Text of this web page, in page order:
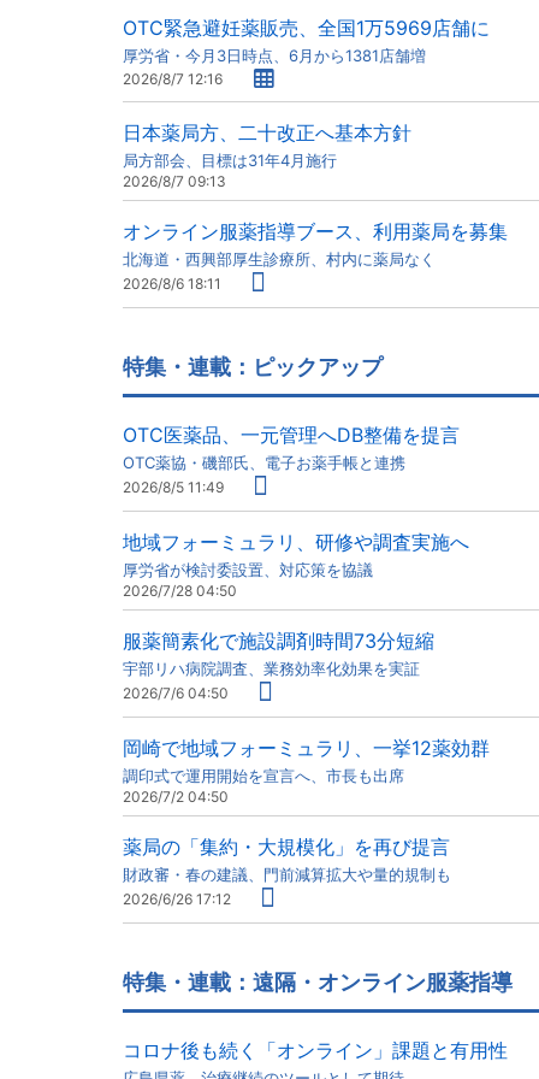
OTC緊急避妊薬販売、全国1万5969店舗に
厚労省・今月3日時点、6月から1381店舗増
2026/8/7 12:16
日本薬局方、二十改正へ基本方針
局方部会、目標は31年4月施行
2026/8/7 09:13
オンライン服薬指導ブース、利用薬局を募集
北海道・西興部厚生診療所、村内に薬局なく
2026/8/6 18:11
特集・連載：ピックアップ
OTC医薬品、一元管理へDB整備を提言
OTC薬協・磯部氏、電子お薬手帳と連携
2026/8/5 11:49
地域フォーミュラリ、研修や調査実施へ
厚労省が検討委設置、対応策を協議
2026/7/28 04:50
服薬簡素化で施設調剤時間73分短縮
宇部リハ病院調査、業務効率化効果を実証
2026/7/6 04:50
岡崎で地域フォーミュラリ、一挙12薬効群
調印式で運用開始を宣言へ、市長も出席
2026/7/2 04:50
薬局の「集約・大規模化」を再び提言
財政審・春の建議、門前減算拡大や量的規制も
2026/6/26 17:12
特集・連載：遠隔・オンライン服薬指導
コロナ後も続く「オンライン」課題と有用性